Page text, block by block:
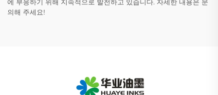
에 부응하기 위해 지속적으로 발전하고 있습니다. 자세한 내용은 문
의해 주세요!